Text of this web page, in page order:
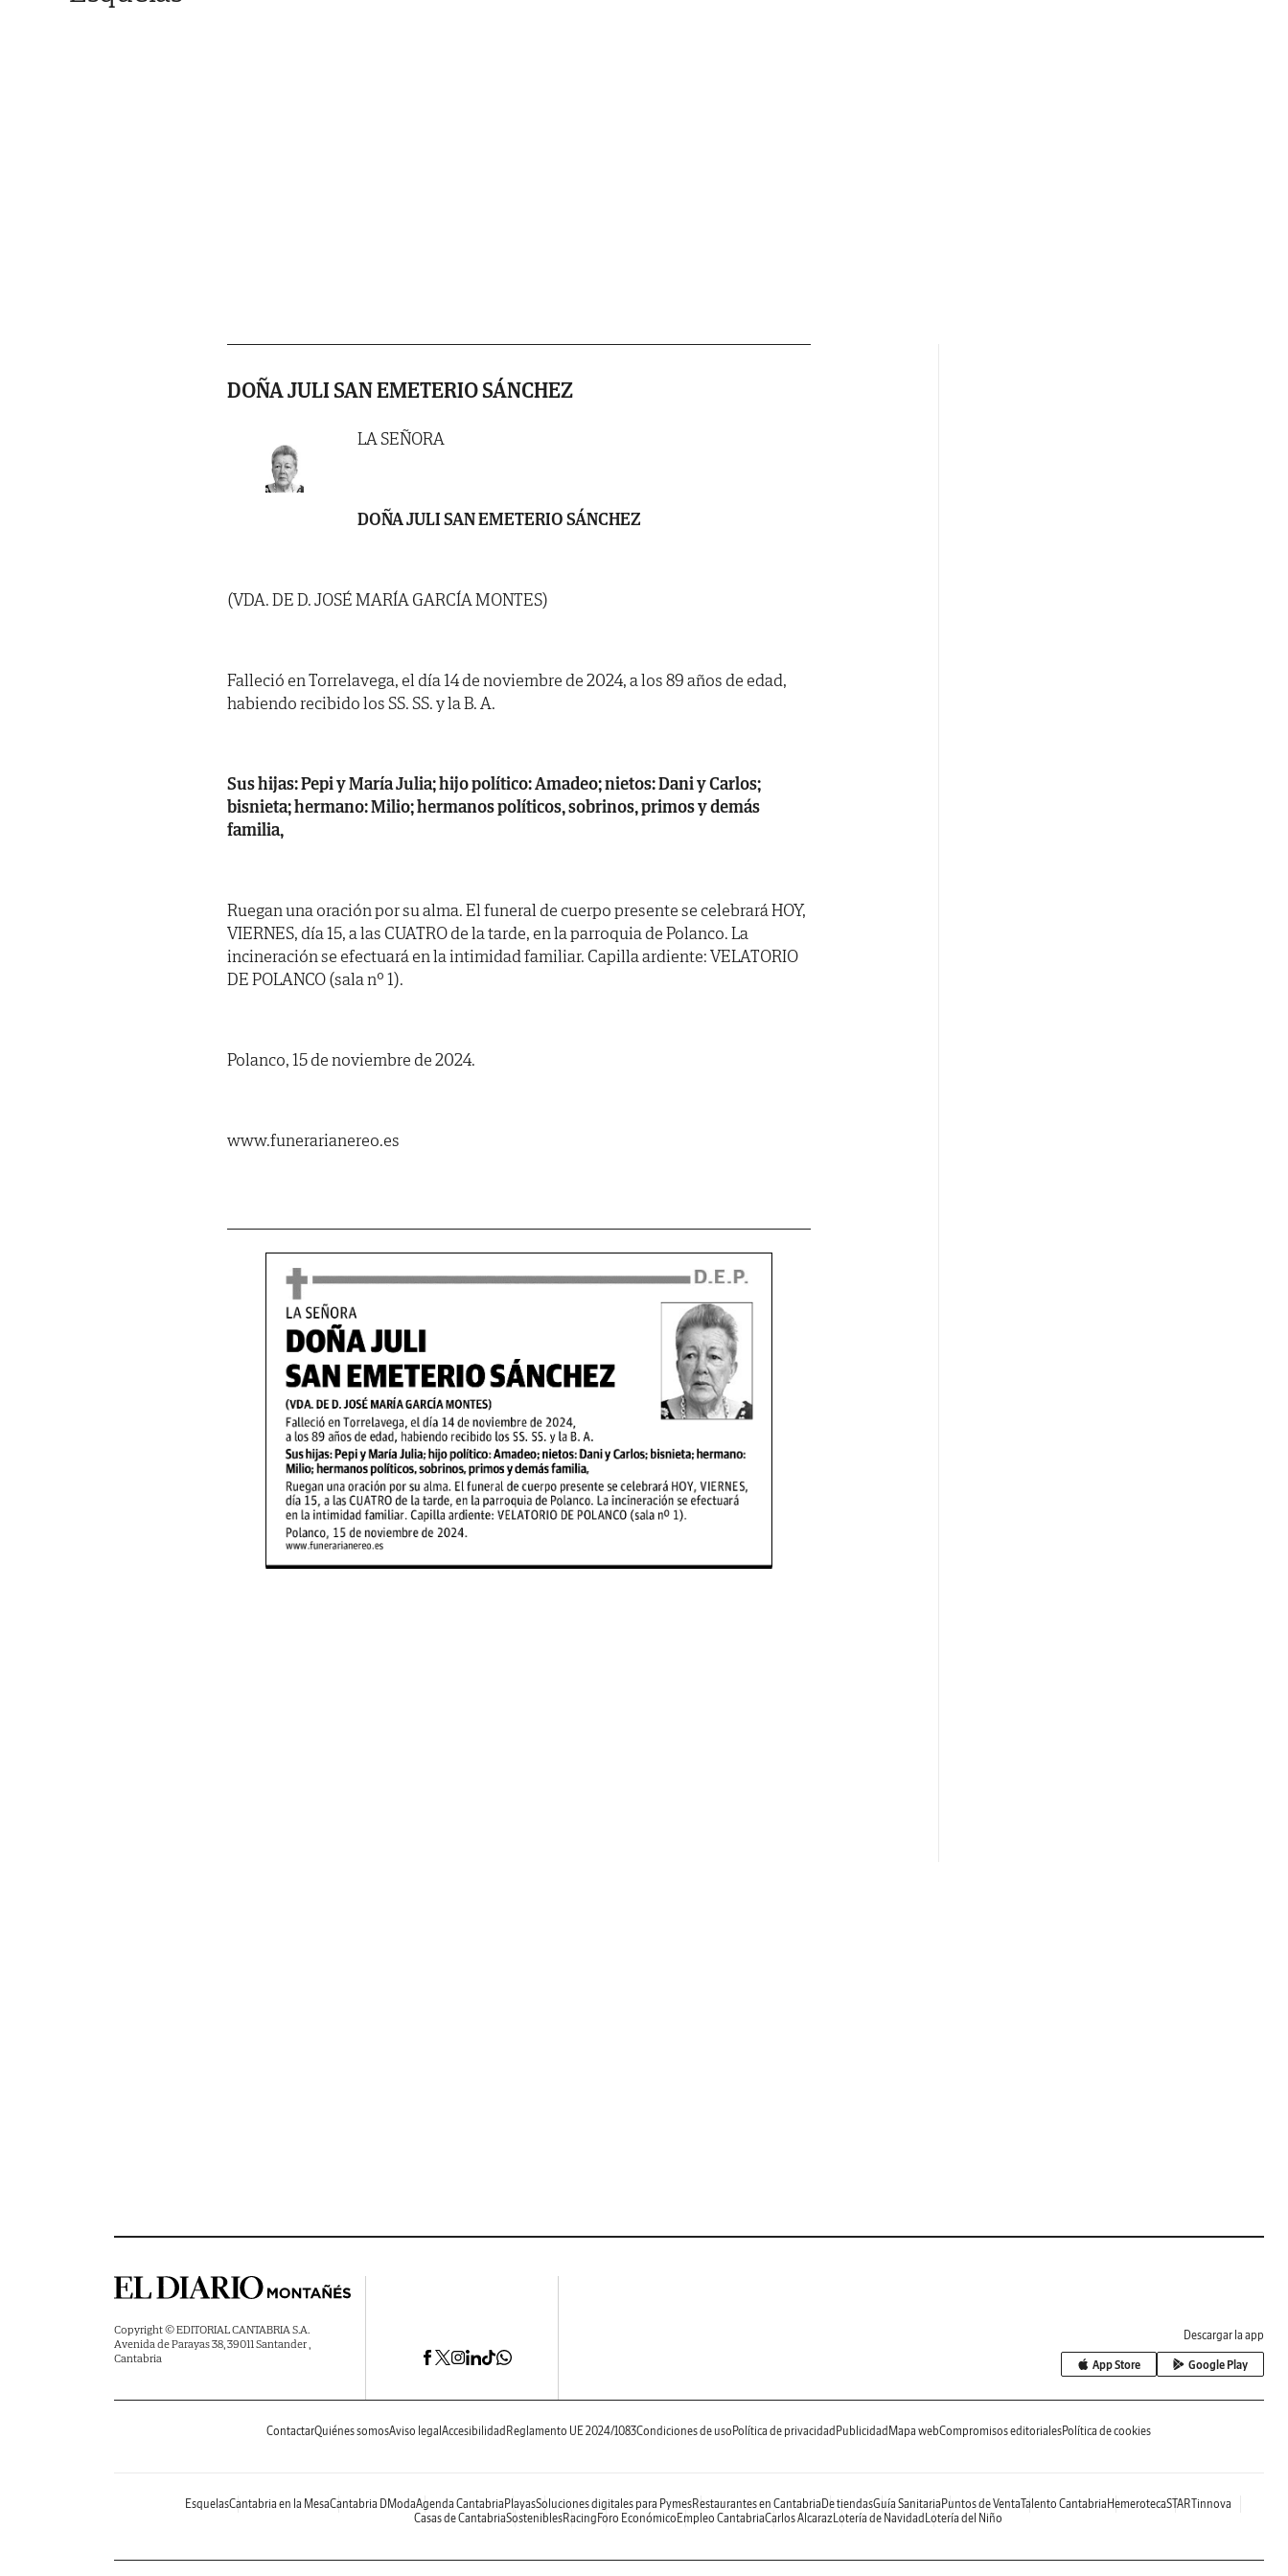
DOÑA JULI SAN EMETERIO SÁNCHEZ
LA SEÑORA
DOÑA JULI SAN EMETERIO SÁNCHEZ
(VDA. DE D. JOSÉ MARÍA GARCÍA MONTES)
Falleció en Torrelavega, el día 14 de noviembre de 2024, a los 89 años de edad,
habiendo recibido los SS. SS. y la B. A.
Sus hijas: Pepi y María Julia; hijo político: Amadeo; nietos: Dani y Carlos;
bisnieta; hermano: Milio; hermanos políticos, sobrinos, primos y demás
familia,
Ruegan una oración por su alma. El funeral de cuerpo presente se celebrará HOY,
VIERNES, día 15, a las CUATRO de la tarde, en la parroquia de Polanco. La
incineración se efectuará en la intimidad familiar. Capilla ardiente: VELATORIO
DE POLANCO (sala nº 1).
Polanco, 15 de noviembre de 2024.
www.funerarianereo.es
Copyright © EDITORIAL CANTABRIA S.A.
Avenida de Parayas 38, 39011 Santander ,
Cantabria
Descargar la app
App Store Google Play
ContactarQuiénes somosAviso legal Accesibilidad Reglamento UE 2024/1083Condiciones de uso Política de privacidad Publicidad Mapa webCompromisos editorialesPolítica de cookies
EsquelasCantabria en la MesaCantabria DModaAgenda Cantabria PlayasSoluciones digitales para PymesRestaurantes en Cantabria De tiendasGuía Sanitaria Puntos de VentaTalento Cantabria HemerotecaSTARTinnova
Casas de CantabriaSosteniblesRacing Foro Económico Empleo CantabriaCarlos AlcarazLotería de Navidad Lotería del Niño